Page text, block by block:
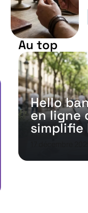
Au top
Hello
en ligne
simplifie